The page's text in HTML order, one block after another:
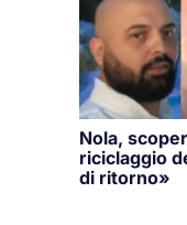
Nola,
riciclaggio
di ritorno»